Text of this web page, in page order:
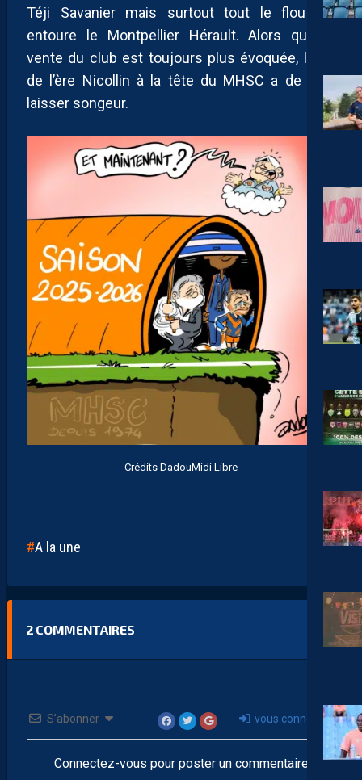
Téji Savanier mais surtout tout le flou qui
entoure le Montpellier Hérault. Alors que la
vente du club est toujours plus évoquée, la fin
de l’ère Nicollin à la tête du MHSC a de quoi
laisser songeur.
Crédits DadouMidi Libre
A la une
2 COMMENTAIRES
S’abonner vous connecter
Connectez-vous pour poster un commentaire